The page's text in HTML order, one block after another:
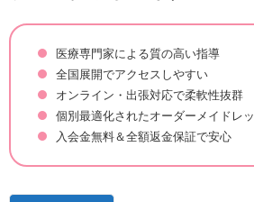
医療専門家による質の高い指導
全国展開でアクセスしやすい
オンライン・出張対応で柔軟性抜群
個別最適化されたオーダーメイドレ
入会金無料＆全額返金保証で安心